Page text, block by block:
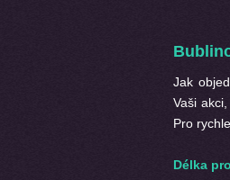
Jak
Vaši
Pro
Délka